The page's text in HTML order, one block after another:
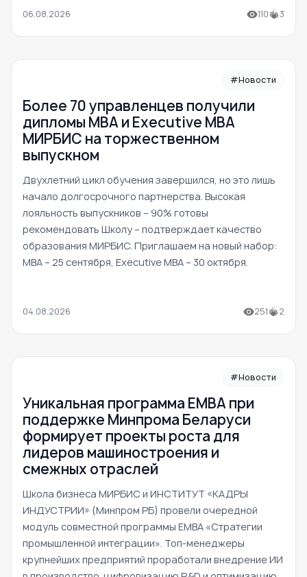
06.08.2026 110 3
#Новости
Более 70 управленцев получили
дипломы MBA и Executive MBA
МИРБИС на торжественном
выпускном
Двухлетний цикл обучения завершился, но это лишь
начало долгосрочного партнерства. Высокая
лояльность выпускников – 90% готовы
рекомендовать Школу – подтверждает качество
образования МИРБИС. Приглашаем на новый набор:
MBA – 25 сентября, Executive MBA – 30 октября.
04.08.2026 251 2
#Новости
Уникальная программа ЕМВА при
поддержке Минпрома Беларуси
формирует проекты роста для
лидеров машиностроения и
смежных отраслей
Школа бизнеса МИРБИС и ИНСТИТУТ «КАДРЫ
ИНДУСТРИИ» (Минпром РБ) провели очередной
модуль совместной программы EMBA «Стратегии
промышленной интеграции». Топ-менеджеры
крупнейших предприятий проработали внедрение ИИ